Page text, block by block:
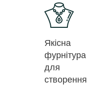
Якісна
фурнітура
для
створення